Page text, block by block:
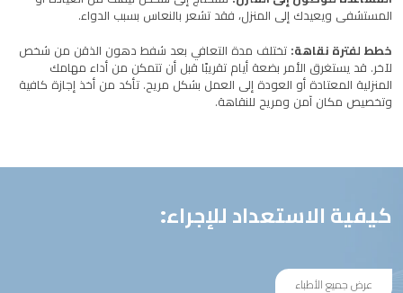
المستشفى ويعيدك إلى المنزل، فقد تشعر بالنعاس بسبب الدواء.
خطط لفترة نقاهة: تختلف مدة التعافي بعد شفط دهون الذقن من شخص
لآخر. قد يستغرق الأمر بضعة أيام تقريبًا قبل أن تتمكن من أداء مهامك
المنزلية المعتادة أو العودة إلى العمل بشكل مريح. تأكد من أخذ إجازة كافية
وتخصيص مكان آمن ومريح للنقاهة.
كيفية الاستعداد للإجراء:
عرض جميع الأطباء